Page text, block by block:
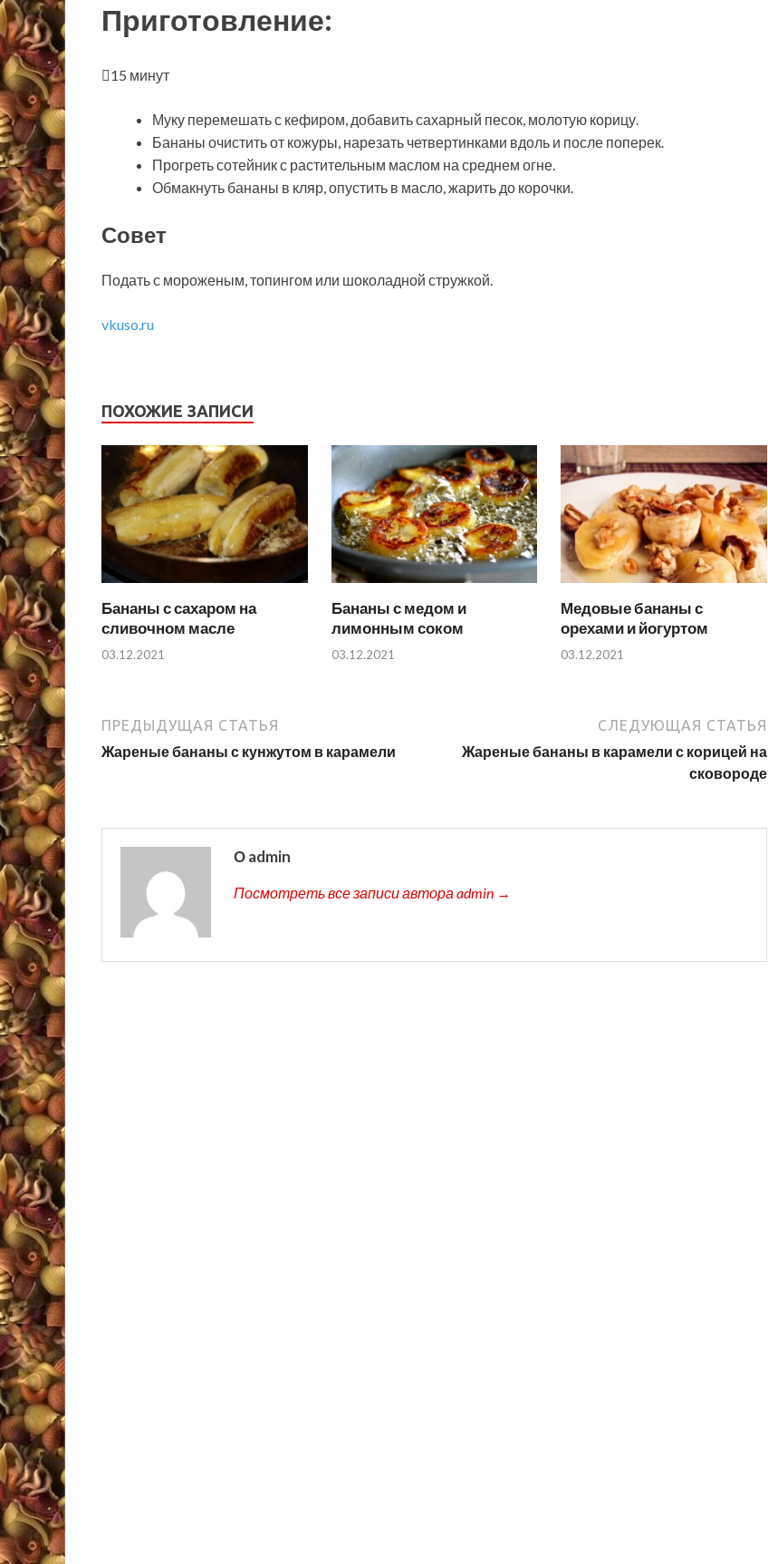
Приготовление:
15 минут
Муку перемешать с кефиром, добавить сахарный песок, молотую корицу.
Бананы очистить от кожуры, нарезать четвертинками вдоль и после поперек.
Прогреть сотейник с растительным маслом на среднем огне.
Обмакнуть бананы в кляр, опустить в масло, жарить до корочки.
Совет
Подать с мороженым, топингом или шоколадной стружкой.
vkuso.ru
ПОХОЖИЕ ЗАПИСИ
Бананы с сахаром на
сливочном масле
03.12.2021
Бананы с медом и
лимонным соком
03.12.2021
Медовые бананы с
орехами и йогуртом
03.12.2021
ПРЕДЫДУЩАЯ СТАТЬЯ
Жареные бананы с кунжутом в карамели
СЛЕДУЮЩАЯ СТАТЬЯ
Жареные бананы в карамели с корицей на
сковороде
О admin
Посмотреть все записи автора admin →